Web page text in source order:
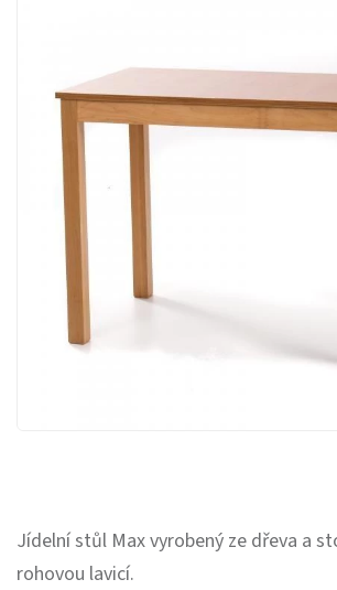
Jídelní stůl Max vyrobený ze dřeva a
rohovou lavicí.